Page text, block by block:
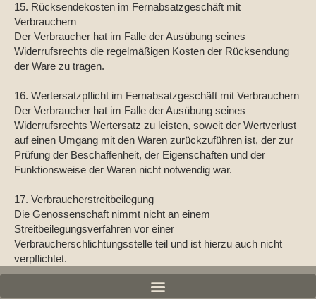
15. Rücksendekosten im Fernabsatzgeschäft mit
Verbrauchern
Der Verbraucher hat im Falle der Ausübung seines
Widerrufsrechts die regelmäßigen Kosten der Rücksendung
der Ware zu tragen.
16. Wertersatzpflicht im Fernabsatzgeschäft mit Verbrauchern
Der Verbraucher hat im Falle der Ausübung seines
Widerrufsrechts Wertersatz zu leisten, soweit der Wertverlust
auf einen Umgang mit den Waren zurückzuführen ist, der zur
Prüfung der Beschaffenheit, der Eigenschaften und der
Funktionsweise der Waren nicht notwendig war.
17. Verbraucherstreitbeilegung
Die Genossenschaft nimmt nicht an einem
Streitbeilegungsverfahren vor einer
Verbraucherschlichtungsstelle teil und ist hierzu auch nicht
verpflichtet.